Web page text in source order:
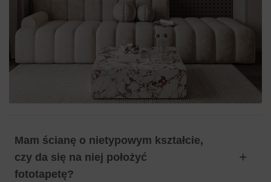
Mam ścianę o nietypowym kształcie,
czy da się na niej położyć
fototapetę?